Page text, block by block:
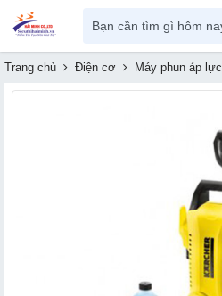
Trang chủ Điện cơ Máy phun áp lực